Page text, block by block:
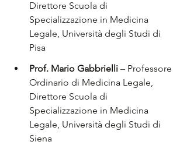
Direttore Scuola di
Specializzazione in Medicina
Legale, Università degli Studi di
Pisa
Prof. Mario Gabbrielli – Professore
Ordinario di Medicina Legale,
Direttore Scuola di
Specializzazione in Medicina
Legale, Università degli Studi di
Siena